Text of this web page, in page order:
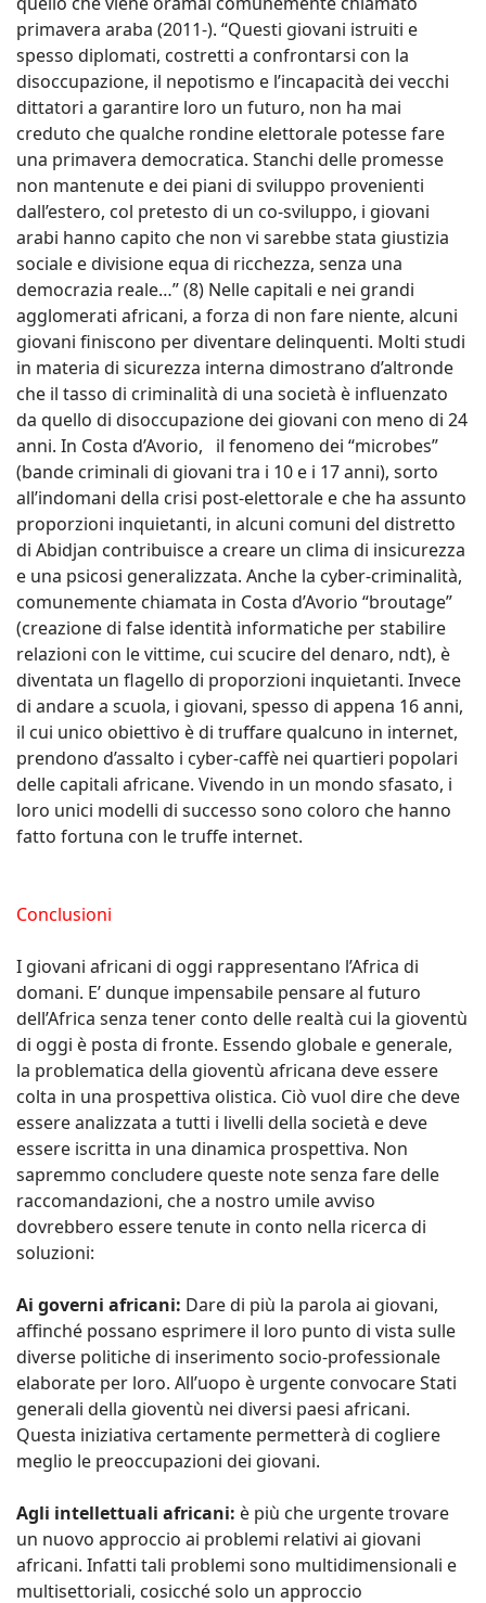
primavera araba (2011-). “Questi giovani istruiti e
spesso diplomati, costretti a confrontarsi con la
disoccupazione, il nepotismo e l’incapacità dei vecchi
dittatori a garantire loro un futuro, non ha mai
creduto che qualche rondine elettorale potesse fare
una primavera democratica. Stanchi delle promesse
non mantenute e dei piani di sviluppo provenienti
dall’estero, col pretesto di un co-sviluppo, i giovani
arabi hanno capito che non vi sarebbe stata giustizia
sociale e divisione equa di ricchezza, senza una
democrazia reale…” (8) Nelle capitali e nei grandi
agglomerati africani, a forza di non fare niente, alcuni
giovani finiscono per diventare delinquenti. Molti studi
in materia di sicurezza interna dimostrano d’altronde
che il tasso di criminalità di una società è influenzato
da quello di disoccupazione dei giovani con meno di 24
anni. In Costa d’Avorio, il fenomeno dei “microbes”
(bande criminali di giovani tra i 10 e i 17 anni), sorto
all’indomani della crisi post-elettorale e che ha assunto
proporzioni inquietanti, in alcuni comuni del distretto
di Abidjan contribuisce a creare un clima di insicurezza
e una psicosi generalizzata. Anche la cyber-criminalità,
comunemente chiamata in Costa d’Avorio “broutage”
(creazione di false identità informatiche per stabilire
relazioni con le vittime, cui scucire del denaro, ndt), è
diventata un flagello di proporzioni inquietanti. Invece
di andare a scuola, i giovani, spesso di appena 16 anni,
il cui unico obiettivo è di truffare qualcuno in internet,
prendono d’assalto i cyber-caffè nei quartieri popolari
delle capitali africane. Vivendo in un mondo sfasato, i
loro unici modelli di successo sono coloro che hanno
fatto fortuna con le truffe internet.
Conclusioni
I giovani africani di oggi rappresentano l’Africa di
domani. E’ dunque impensabile pensare al futuro
dell’Africa senza tener conto delle realtà cui la gioventù
di oggi è posta di fronte. Essendo globale e generale,
la problematica della gioventù africana deve essere
colta in una prospettiva olistica. Ciò vuol dire che deve
essere analizzata a tutti i livelli della società e deve
essere iscritta in una dinamica prospettiva. Non
sapremmo concludere queste note senza fare delle
raccomandazioni, che a nostro umile avviso
dovrebbero essere tenute in conto nella ricerca di
soluzioni:
Ai governi africani: Dare di più la parola ai giovani,
affinché possano esprimere il loro punto di vista sulle
diverse politiche di inserimento socio-professionale
elaborate per loro. All’uopo è urgente convocare Stati
generali della gioventù nei diversi paesi africani.
Questa iniziativa certamente permetterà di cogliere
meglio le preoccupazioni dei giovani.
Agli intellettuali africani: è più che urgente trovare
un nuovo approccio ai problemi relativi ai giovani
africani. Infatti tali problemi sono multidimensionali e
multisettoriali, cosicché solo un approccio